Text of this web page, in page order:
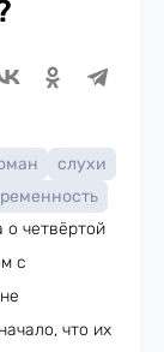
слухи
о четвёртой
с
что их